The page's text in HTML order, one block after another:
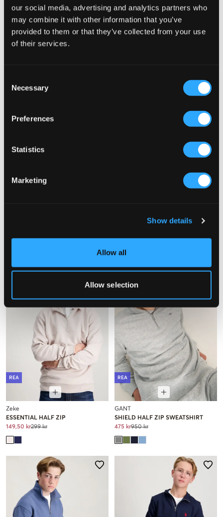
our social media, advertising and analytics partners who
may combine it with other information that you’ve
provided to them or that they’ve collected from your use
of their services.
Selection
Necessary
Preferences
Statistics
Marketing
Show details
Allow all
Allow selection
HELVETIA™ II HALF SNAP FLEECE
549 kr
Jack & Jones
JJEBRADLEY SWEAT HALF ZIP
349 kr
REA
DHM LB 1/4 ZIP
REA
Zeke
ESSENTIAL HALF ZIP
149,50 kr299 kr
REA
GANT
SHIELD HALF ZIP SWEATSHIRT
475 kr950 kr